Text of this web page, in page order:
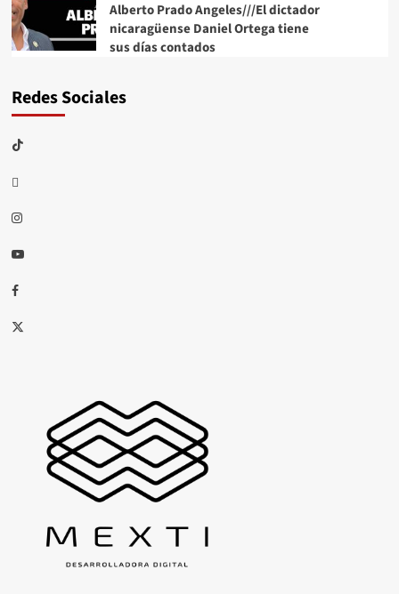
Alberto Prado Angeles///El dictador
nicaragüense Daniel Ortega tiene
sus días contados
Redes Sociales
TikTok
threads
Instagram
Youtube
Facebook
X